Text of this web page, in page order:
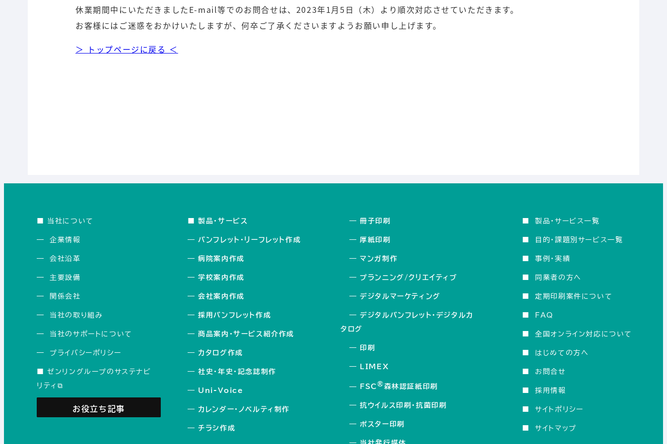
休業期間中にいただきましたE-mail等でのお問合せは、2023年1月5日（木）より順次対応させていただきます。
お客様にはご迷惑をおかけいたしますが、何卒ご了承くださいますようお願い申し上げます。
＞ トップページに戻る ＜
当社について
―企業情報
―会社沿革
― 主要設備
― 関係会社
― 当社の取り組み
― 当社のサポートについて
― プライバシーポリシー
■ゼンリングループのサステナビ
リティ⧉
お役立ち記事
■ 製品・サービス
― パンフレット・リーフレット作成
―病院案内作成
―学校案内作成
―会社案内作成
―採用パンフレット作成
―商品案内・サービス紹介作成
― カタログ作成
―社史・年史・記念誌制作
― Uni-Voice
― カレンダー・ノベルティ制作
―チラシ作成
―冊子印刷
― 厚紙印刷
―マンガ制作
―プランニング/クリエイティブ
―デジタルマーケティング
―デジタルパンフレット・デジタルカ
タログ
― 印刷
― LIMEX
― FSC®森林認証紙印刷
―抗ウイルス印刷・抗菌印刷
― ポスター印刷
■製品・サービス一覧
目的・課題別サービス一覧
■事例・実績
同業者の方へ
定期印刷案件について
FAQ
■全国オンライン対応について
はじめての方へ
お問合せ
■採用情報
■サイトポリシー
■サイトマップ